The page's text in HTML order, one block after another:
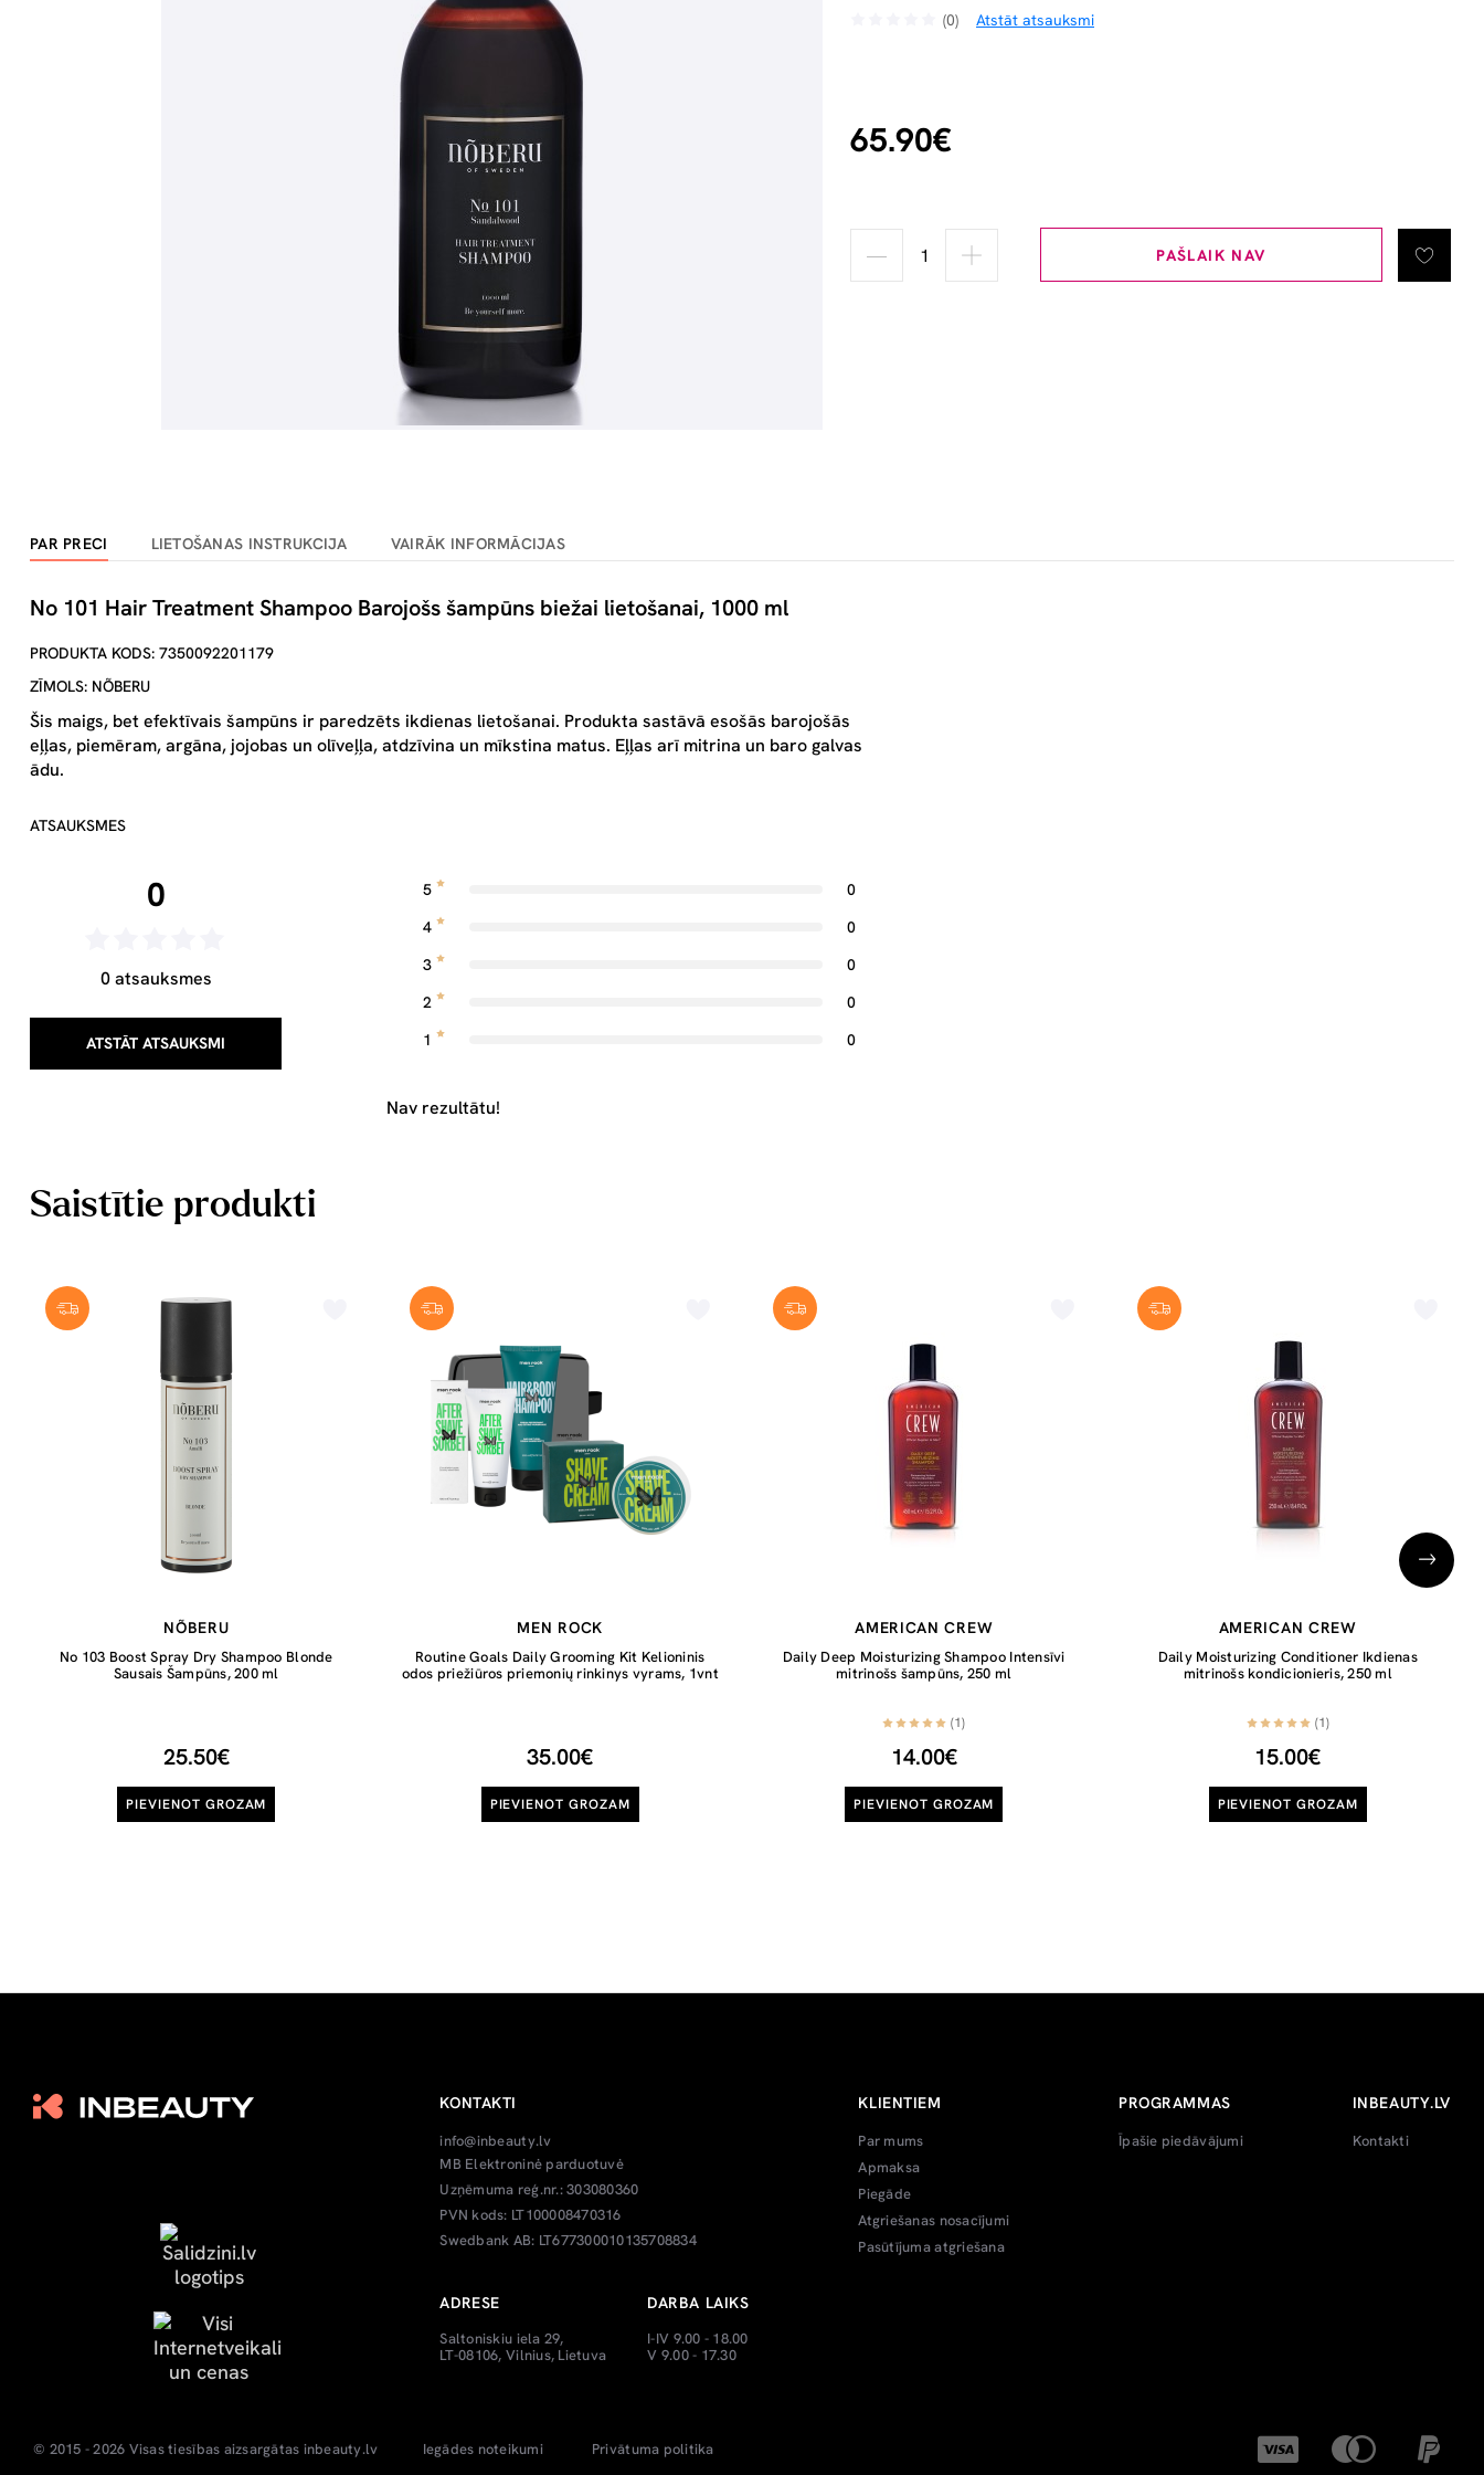
(0) Atstāt atsauksmi
65.90€
PAŠLAIK NAV
PAR PRECI LIETOŠANAS INSTRUKCIJA VAIRĀK INFORMĀCIJAS
No 101 Hair Treatment Shampoo Barojošs šampūns biežai lietošanai, 1000 ml
PRODUKTA KODS: 7350092201179
ZĪMOLS: NÕBERU
Šis maigs, bet efektīvais šampūns ir paredzēts ikdienas lietošanai. Produkta sastāvā esošās barojošās
eļļas, piemēram, argāna, jojobas un olīveļļa, atdzīvina un mīkstina matus. Eļļas arī mitrina un baro galvas
ādu.
ATSAUKSMES
0
0 atsauksmes
ATSTĀT ATSAUKSMI
5
0
4
0
3
0
2
0
1
0
Nav rezultātu!
Saistītie produkti
NÕBERU
No 103 Boost Spray Dry Shampoo Blonde
Sausais Šampūns, 200 ml
25.50€
PIEVIENOT GROZAM
MEN ROCK
Routine Goals Daily Grooming Kit Kelioninis
odos priežiūros priemonių rinkinys vyrams, 1vnt
35.00€
PIEVIENOT GROZAM
AMERICAN CREW
Daily Deep Moisturizing Shampoo Intensīvi
mitrinošs šampūns, 250 ml
(1)
14.00€
PIEVIENOT GROZAM
AMERICAN CREW
Daily Moisturizing Conditioner Ikdienas
mitrinošs kondicionieris, 250 ml
(1)
15.00€
PIEVIENOT GROZAM
KONTAKTI
info@inbeauty.lv
MB Elektroninė parduotuvė
Uzņēmuma reģ.nr.: 303080360
PVN kods: LT100008470316
Swedbank AB: LT677300010135708834
ADRESE
Saltoniskiu iela 29,
LT-08106, Vilnius, Lietuva
DARBA LAIKS
I-IV 9.00 - 18.00
V 9.00 - 17.30
KLIENTIEM
Par mums
Apmaksa
Piegāde
Atgriešanas nosacījumi
Pasūtījuma atgriešana
PROGRAMMAS
Īpašie piedāvājumi
INBEAUTY.LV
Kontakti
© 2015 - 2026 Visas tiesības aizsargātas inbeauty.lv Iegādes noteikumi Privātuma politika